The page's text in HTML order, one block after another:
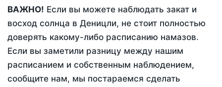
ВАЖНО! Если вы можете наблюдать закат и
восход солнца в Деницли, не стоит полностью
доверять какому-либо расписанию намазов.
Если вы заметили разницу между нашим
расписанием и собственным наблюдением,
сообщите нам, мы постараемся сделать